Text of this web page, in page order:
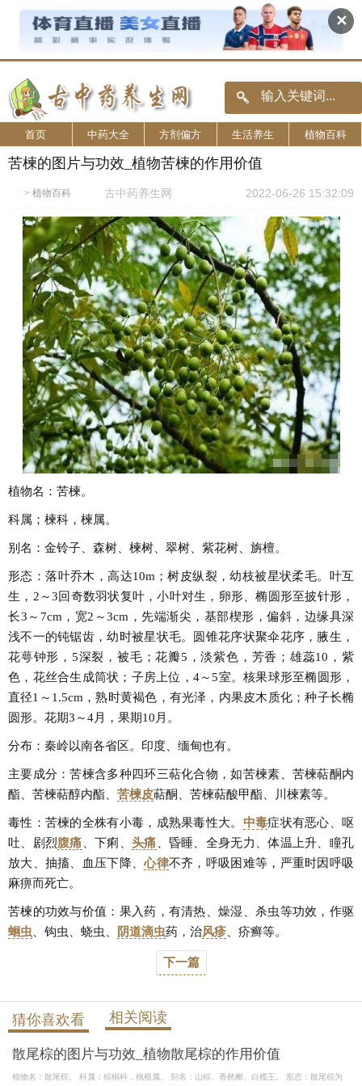
✕
首页 中药大全 方剂偏方 生活养生 植物百科
苦楝的图片与功效_植物苦楝的作用价值
> 植物百科 古中药养生网 2022-06-26 15:32:09
植物名：苦楝。
科属；楝科，楝属。
别名：金铃子、森树、楝树、翠树、紫花树、旃檀。
形态：落叶乔木，高达10m；树皮纵裂，幼枝被星状柔毛。叶互
生，2～3回奇数羽状复叶，小叶对生，卵形、椭圆形至披针形，
长3～7cm，宽2～3cm，先端渐尖，基部楔形，偏斜，边缘具深
浅不一的钝锯齿，幼时被星状毛。圆锥花序状聚伞花序，腋生，
花萼钟形，5深裂，被毛；花瓣5，淡紫色，芳香；雄蕊10，紫
色，花丝合生成筒状；子房上位，4～5室。核果球形至椭圆形，
直径1～1.5cm，熟时黄褐色，有光泽，内果皮木质化；种子长椭
圆形。花期3～4月，果期10月。
分布：秦岭以南各省区。印度、缅甸也有。
主要成分：苦楝含多种四环三萜化合物，如苦楝素、苦楝萜酮内
酯、苦楝萜醇内酯、 苦楝皮萜酮、苦楝萜酸甲酯、川楝素等。
毒性：苦楝的全株有小毒，成熟果毒性大。 中毒症状有恶心、呕
吐、剧烈腹痛、下痢、 头痛、昏睡、全身无力、体温上升、瞳孔
放大、抽搐、血压下降、心律不齐，呼吸困难等，严重时因呼吸
麻痹而死亡。
苦楝的功效与价值：果入药，有清热、燥湿、杀虫等功效，作驱
蛔虫、钩虫、蛲虫、 阴道滴虫药，治风疹、疥癣等。
下一篇
猜你喜欢看 相关阅读
散尾棕的图片与功效_植物散尾棕的作用价值
植物名：散尾棕。 科属：棕榈科，桃根属。 别名：山棕、香桄榔、白榄王。 形态：散尾棕为